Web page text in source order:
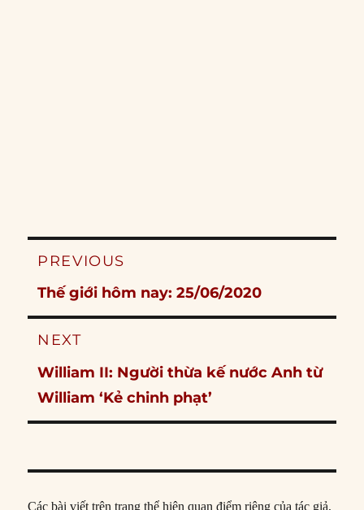
Post
PREVIOUS
Previous
post:
Thế giới hôm nay: 25/06/2020
NEXT
Next
post:
William II: Người thừa kế nước Anh từ
William ‘Kẻ chinh phạt’
Các bài viết trên trang thể hiện quan điểm riêng của tác giả,